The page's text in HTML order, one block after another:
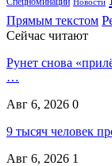
Новости
Прямым текстом
Сейчас читают
Рунет снова
…
Авг 6, 2026 0
9 тысяч человек
Авг 6, 2026 1